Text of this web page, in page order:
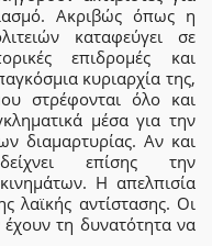
Ακριβώς όπως η
καταφεύγει σε
επιδρομές και
κυριαρχία της,
στρέφονται όλο και
μέσα για την
διαμαρτυρίας. Αν και
επίσης την
Η απελπισία
λαϊκής αντίστασης. Οι
τη δυνατότητα να